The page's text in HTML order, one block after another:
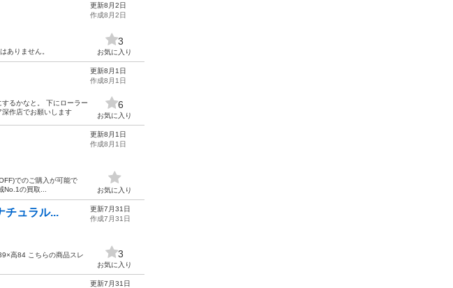
りません。
更新8月2日
作成8月2日
3
お気に入り
るかなと。 下にローラー
作店でお願いします
更新8月1日
作成8月1日
6
お気に入り
でのご購入が可能で
の買取...
更新8月1日
作成8月1日
お気に入り
ュラル...
高84 こちらの商品スレ
更新7月31日
作成7月31日
3
お気に入り
更新7月31日